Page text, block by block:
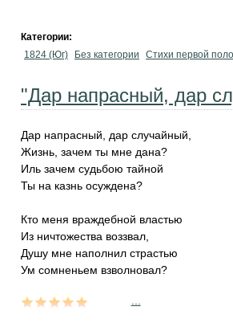
Категории:
1824 (Юг)
Без категории Cтихи первой
"Дар напрасный, дар
Дар напрасный, дар случайный,
Жизнь, зачем ты мне дана?
Иль зачем судьбою тайной
Ты на казнь осуждена?
Кто меня враждебной властью
Из ничтожества воззвал,
Душу мне наполнил страстью
Ум сомненьем взволновал?